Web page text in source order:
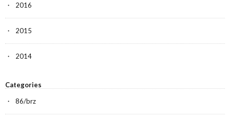
2016
2015
2014
Categories
86/brz